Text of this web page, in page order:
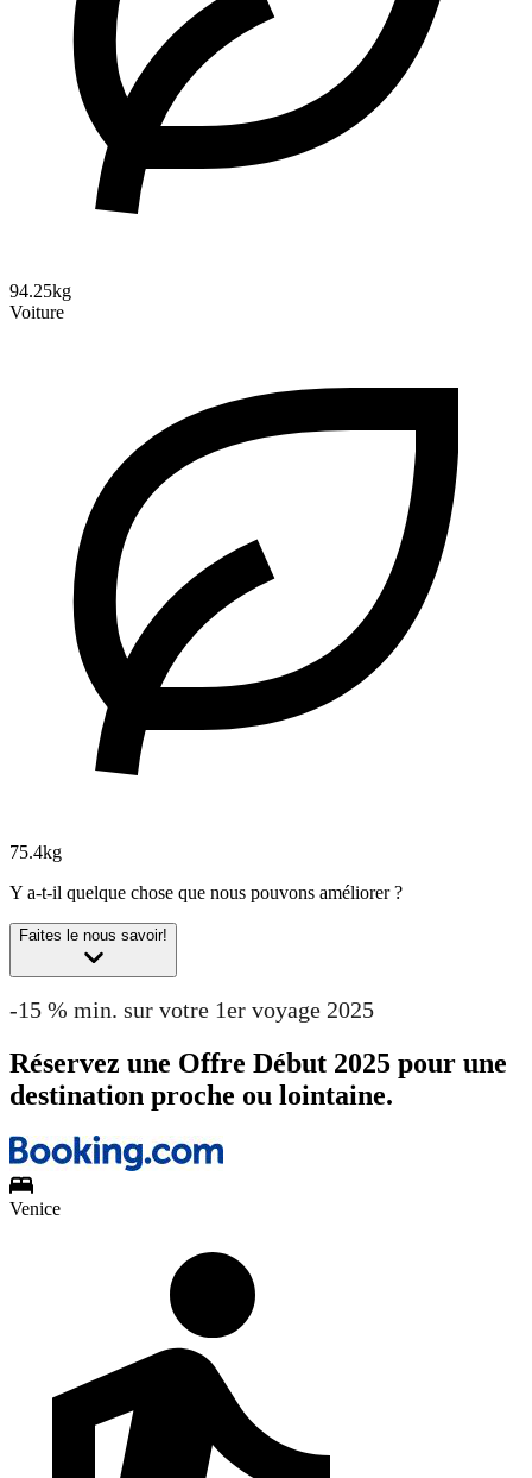
94.25kg
Voiture
75.4kg
Y a-t-il quelque chose que nous pouvons améliorer ?
Faites le nous savoir!
-15 % min. sur votre 1er voyage 2025
Réservez une Offre Début 2025 pour une
destination proche ou lointaine.
Venice